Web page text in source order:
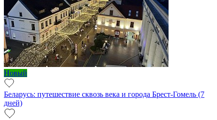
Новый
Беларусь: путешествие сквозь века и города Брест-Гомель (7
дней)